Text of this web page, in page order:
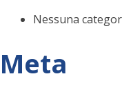
Nessuna
Meta